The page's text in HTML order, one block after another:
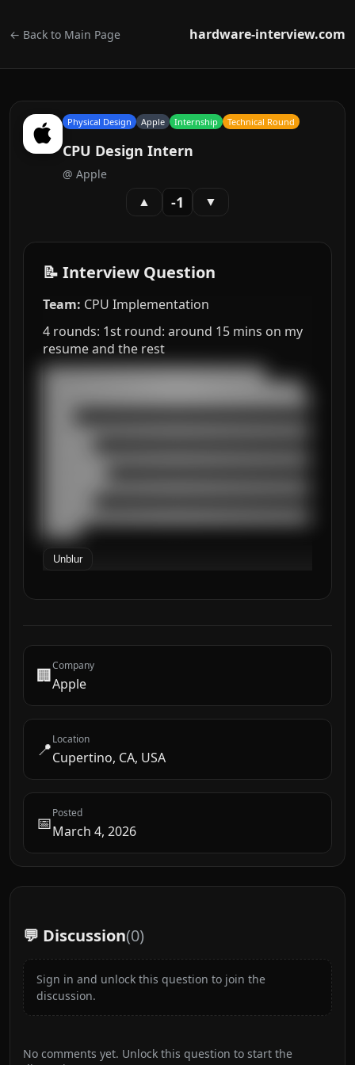
← Back to Main Page hardware-interview.com
Physical Design Apple Internship Technical Round
CPU Design Intern
@ Apple
▲ -1 ▼
📝 Interview Question
Team: CPU Implementation
4 rounds: 1st round: around 15 mins on my
resume and the rest
███████████████████████████████████
█████████████████████████████████████████
██████████████████████████████████████████
██████
Unblur
🏢Company
Apple
📍Location
Cupertino, CA, USA
📅Posted
March 4, 2026
💬 Discussion(0)
Sign in and unlock this question to join the
discussion.
No comments yet. Unlock this question to start the